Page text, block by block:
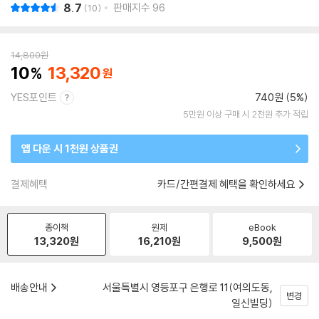
8.7 10 판매지수 96
14,800원
10 13,320
YES포인트 740원 (5%)
5만원 이상 구매 시 2천원 추가 적립
앱 다운 시 1천원 상품권
결제혜택 카드/간편결제 혜택을 확인하세요
종이책
13,320원
원제
16,210원
eBook
9,500원
배송안내
서울특별시 영등포구 은행로 11(여의도동,
일신빌딩)
변경